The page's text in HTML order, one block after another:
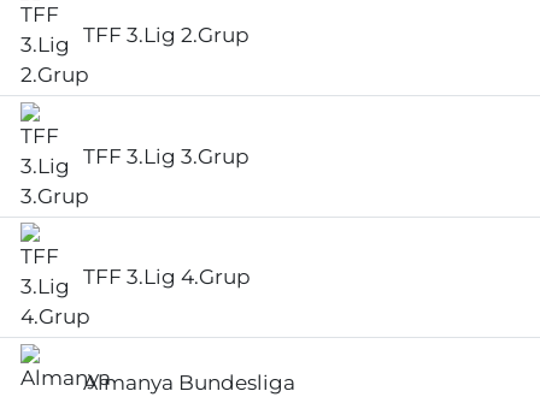
TFF 3.Lig 2.Grup
TFF 3.Lig 3.Grup
TFF 3.Lig 4.Grup
Almanya Bundesliga